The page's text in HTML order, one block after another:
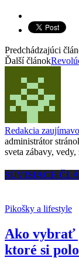
Predchádzajúci
Ďalší článok
Redakcia
administrátor
sveta zábavy, vedy,
SÚVISIACE
Pikošky a lifestyle
Ako vybrať
ktoré si